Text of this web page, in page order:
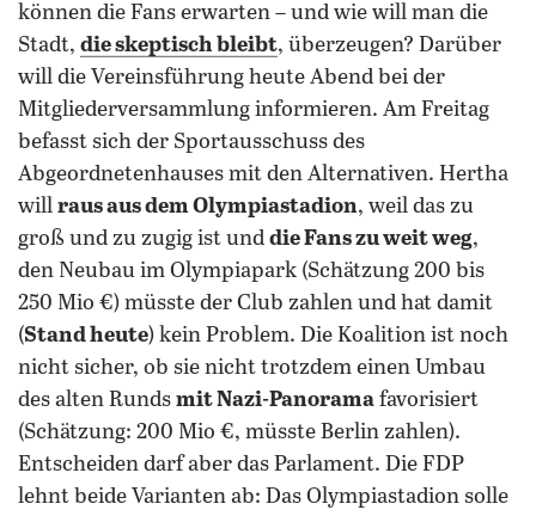
können die Fans erwarten – und wie will man die
Stadt, die skeptisch bleibt, überzeugen? Darüber
will die Vereinsführung heute Abend bei der
Mitgliederversammlung informieren. Am Freitag
befasst sich der Sportausschuss des
Abgeordnetenhauses mit den Alternativen. Hertha
will raus aus dem Olympiastadion, weil das zu
groß und zu zugig ist und die Fans zu weit weg,
den Neubau im Olympiapark (Schätzung 200 bis
250 Mio €) müsste der Club zahlen und hat damit
(Stand heute) kein Problem. Die Koalition ist noch
nicht sicher, ob sie nicht trotzdem einen Umbau
des alten Runds mit Nazi-Panorama favorisiert
(Schätzung: 200 Mio €, müsste Berlin zahlen).
Entscheiden darf aber das Parlament. Die FDP
lehnt beide Varianten ab: Das Olympiastadion solle